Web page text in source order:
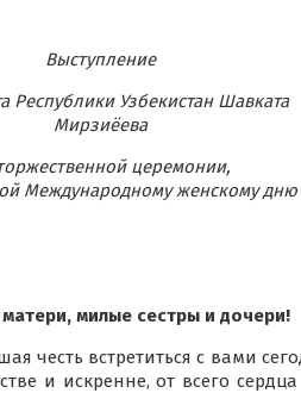
Выступление
Республики Узбекистан Шавката
Мирзиёева
церемонии,
Международному женскому дню
милые сестры и дочери!
честь встретиться с вами
и искренне, от всего